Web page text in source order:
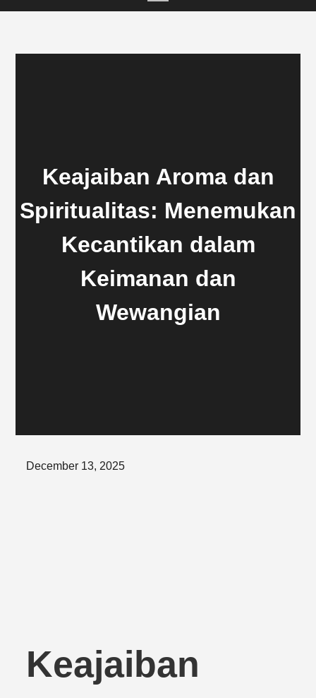
Keajaiban Aroma dan
Spiritualitas: Menemukan
Kecantikan dalam
Keimanan dan
Wewangian
Posted
December 13, 2025
Keajaiban